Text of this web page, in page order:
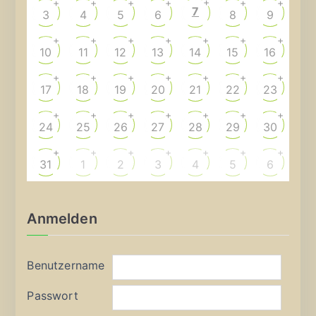
3
+
4
+
5
+
6
+
7 8
+
9
+
10
+
11
+
12
+
13
+
14
+
15
+
16
+
17
+
18
+
19
+
20
+
21
+
22
+
23
+
24
+
25
+
26
+
27
+
28
+
29
+
30
+
31
+
1
+
2
+
3
+
4
+
5
+
6
+
Anmelden
Benutzername
Passwort